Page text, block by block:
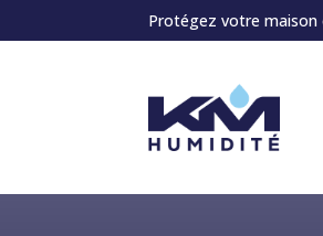
Protégez votre maison